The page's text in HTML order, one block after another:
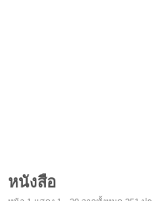
หนังสือ